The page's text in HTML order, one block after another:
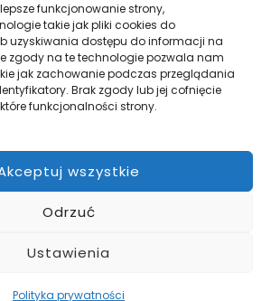
funkcjonowanie strony,
takie jak pliki cookies do
uzyskiwania dostępu do informacji na
zgody na te technologie pozwala nam
jak zachowanie podczas przeglądania
Brak zgody lub jej cofnięcie
funkcjonalności strony.
wszystkie
Odrzuć
Ustawienia
Polityka prywatności
z firmą WILK Ogrodzenia Paulina Wilk.
a później go zrealizujemy.